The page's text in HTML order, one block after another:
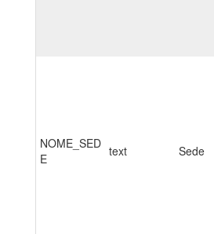
NOME_SED
E
text Sede